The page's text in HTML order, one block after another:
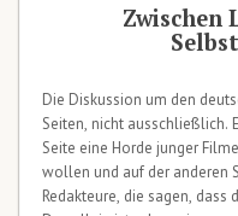
Zwischen
Die Diskussion um den
Seiten, nicht ausschließlich.
Seite eine Horde junger
wollen und auf der anderen
Redakteure, die sagen,